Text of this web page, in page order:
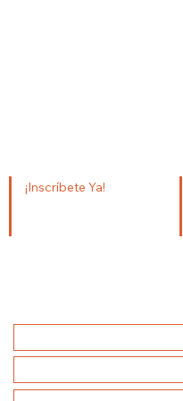
¡Inscríbete Ya!